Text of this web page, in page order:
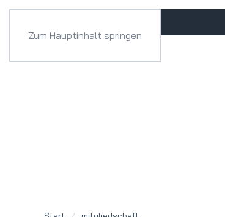
Zum Hauptinhalt springen